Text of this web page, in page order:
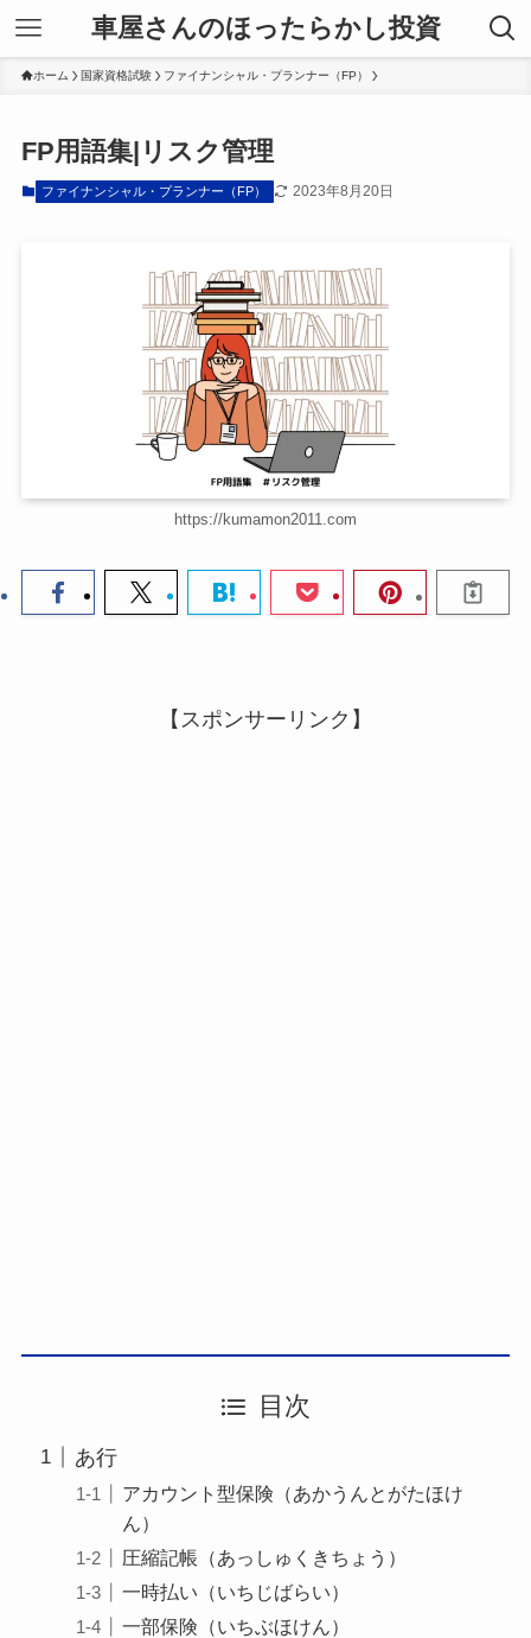
車屋さんのほったらかし投資
ホーム 国家資格試験 ファイナンシャル・プランナー（FP）
FP用語集|リスク管理
ファイナンシャル・プランナー（FP） 2023年8月20日
https://kumamon2011.com
【スポンサーリンク】
目次
あ行
アカウント型保険（あかうんとがたほけ
ん）
圧縮記帳（あっしゅくきちょう）
一時払い（いちじばらい）
一部保険（いちぶほけん）